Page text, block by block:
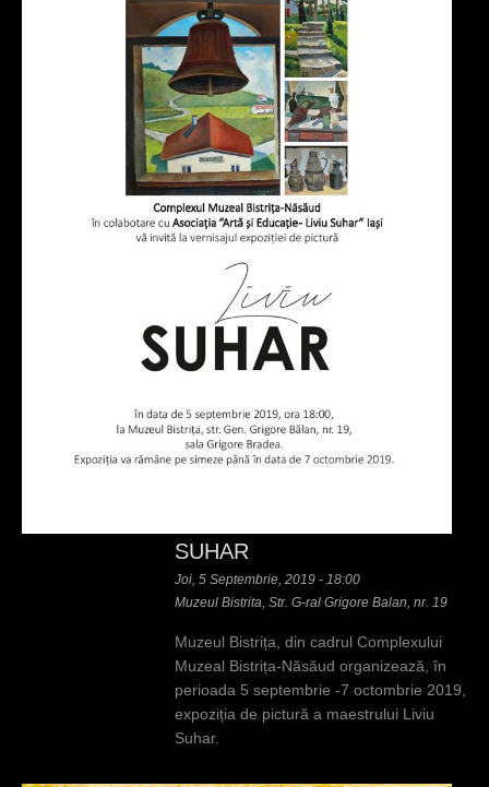
SUHAR
Joi, 5 Septembrie, 2019 - 18:00
Muzeul Bistrita, Str. G-ral Grigore Balan, nr. 19
Muzeul Bistrița, din cadrul Complexului
Muzeal Bistrița-Năsăud organizează, în
perioada 5 septembrie -7 octombrie 2019,
expoziția de pictură a maestrului Liviu
Suhar.